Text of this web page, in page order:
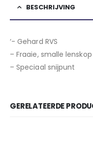
BESCHRIJVING
‘- Gehard RVS
– Fraaie, smalle lenskop
– Speciaal snijpunt
GERELATEERDE